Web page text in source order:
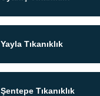
Yayla Tıkanıklık
Şentepe Tıkanıklık